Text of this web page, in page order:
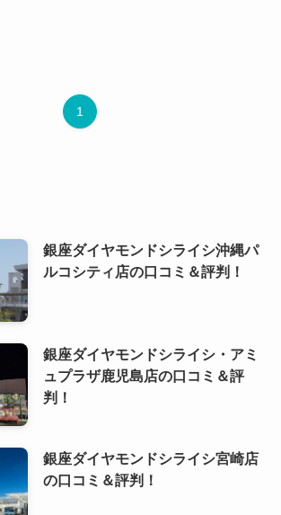
1
銀座ダイヤモンドシライシ沖縄パ
ルコシティ店の口コミ＆評判！
銀座ダイヤモンドシライシ・アミ
ュプラザ鹿児島店の口コミ＆評
判！
銀座ダイヤモンドシライシ宮崎店
の口コミ＆評判！